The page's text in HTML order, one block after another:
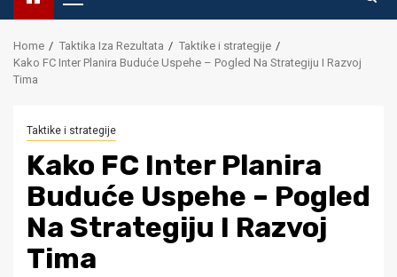
Primary
Menu
Home Taktika Iza Rezultata
Taktike i strategije
Kako FC Inter Planira Buduće Uspehe – Pogled Na Strategiju I Razvoj
Tima
Taktike i strategije
Kako FC Inter Planira
Buduće Uspehe – Pogled
Na Strategiju I Razvoj
Tima